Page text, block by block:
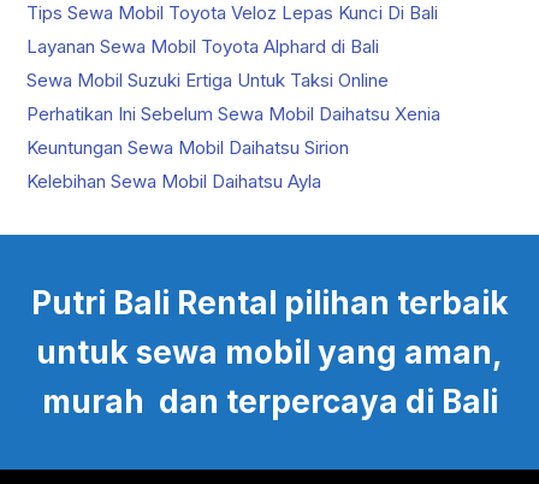
Tips Sewa Mobil Toyota Veloz Lepas Kunci Di Bali
Layanan Sewa Mobil Toyota Alphard di Bali
Sewa Mobil Suzuki Ertiga Untuk Taksi Online
Perhatikan Ini Sebelum Sewa Mobil Daihatsu Xenia
Keuntungan Sewa Mobil Daihatsu Sirion
Kelebihan Sewa Mobil Daihatsu Ayla
Putri Bali Rental pilihan terbaik
untuk sewa mobil yang aman,
murah dan terpercaya di Bali